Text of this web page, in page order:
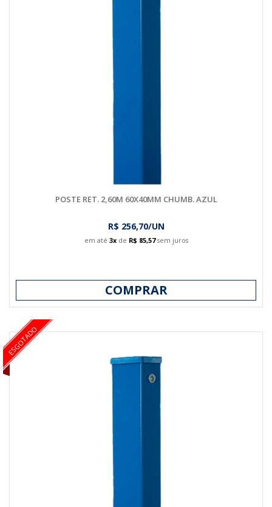
POSTE RET. 2,60M 60X40MM CHUMB. AZUL
R$ 256,70/UN
em até 3xde R$ 85,57sem juros
COMPRAR
ESGOTADO